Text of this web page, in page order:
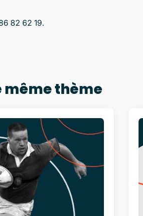
82 62 19.
même thème